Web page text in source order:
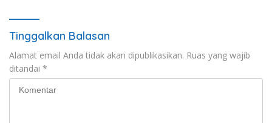
Tinggalkan Balasan
Alamat email Anda tidak akan dipublikasikan. Ruas yang wajib
ditandai *